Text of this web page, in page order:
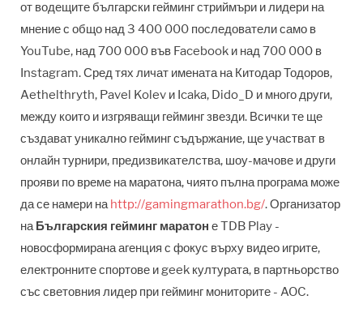
от водещите български гейминг стриймъри и лидери на
мнение с общо над 3 400 000 последователи само в
YouTube, над 700 000 във Facebook и над 700 000 в
Instagram. Сред тях личат имената на Китодар Тодоров,
Aethelthryth, Pavel Kolev и Icaka, Dido_D и много други,
между които и изгряващи гейминг звезди. Всички те ще
създават уникално гейминг съдържание, ще участват в
онлайн турнири, предизвикателства, шоу-мачове и други
прояви по време на маратона, чиято пълна програма може
да се намери наhttp://gamingmarathon.bg/. Организатор
наБългарския гейминг маратон е TDB Play -
новосформирана агенция с фокус върху видео игрите,
електронните спортове и geek културата, в партньорство
със световния лидер при гейминг мониторите - AOC.